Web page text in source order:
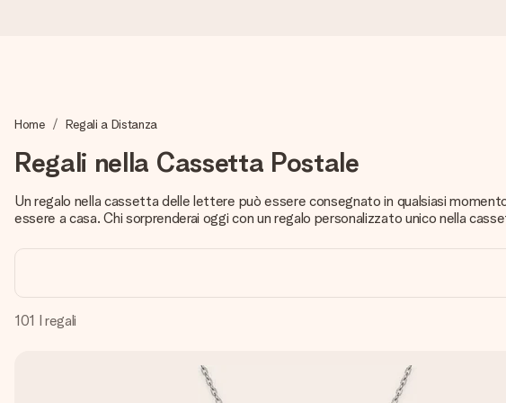
Prepariamo il tuo regalo con attenzione e lo spediamo in un lampo – così potrai
4,7 (basato su +15.000 recensioni)
Biglietto d'auguri gratuito
Home Regali a Distanza
Regali nella Cassetta Postale
Un regalo nella cassetta delle lettere può essere consegnato in qualsiasi
essere a casa. Chi sorprenderai oggi con un regalo personalizzato unico nella
101 I regali